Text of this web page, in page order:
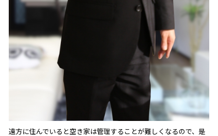
遠方に住んでいると空き家は管理することが難しくなるので、是